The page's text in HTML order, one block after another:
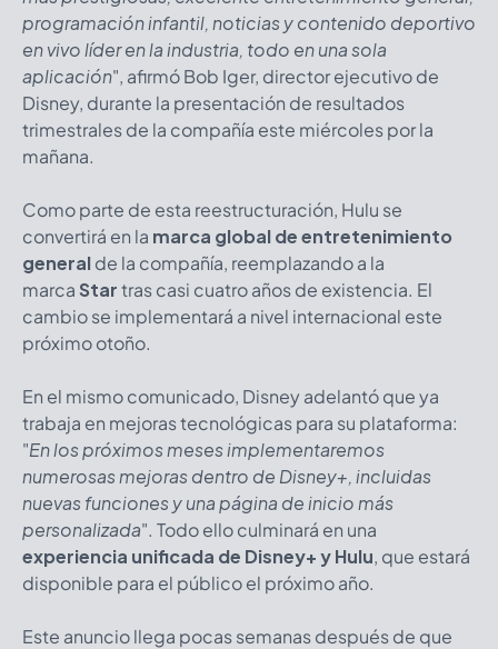
programación infantil, noticias y contenido deportivo
en vivo líder en la industria, todo en una sola
aplicación", afirmó Bob Iger, director ejecutivo de
Disney, durante la presentación de resultados
trimestrales de la compañía este miércoles por la
mañana.
Como parte de esta reestructuración, Hulu se
convertirá en la marca global de entretenimiento
generalde la compañía, reemplazando a la
marca Startras casi cuatro años de existencia. El
cambio se implementará a nivel internacional este
próximo otoño.
En el mismo comunicado, Disney adelantó que ya
trabaja en mejoras tecnológicas para su plataforma:
"En los próximos meses implementaremos
numerosas mejoras dentro de Disney+, incluidas
nuevas funciones y una página de inicio más
personalizada". Todo ello culminará en una
experiencia unificada de Disney+ y Hulu, que estará
disponible para el público el próximo año.
Este anuncio llega pocas semanas después de que